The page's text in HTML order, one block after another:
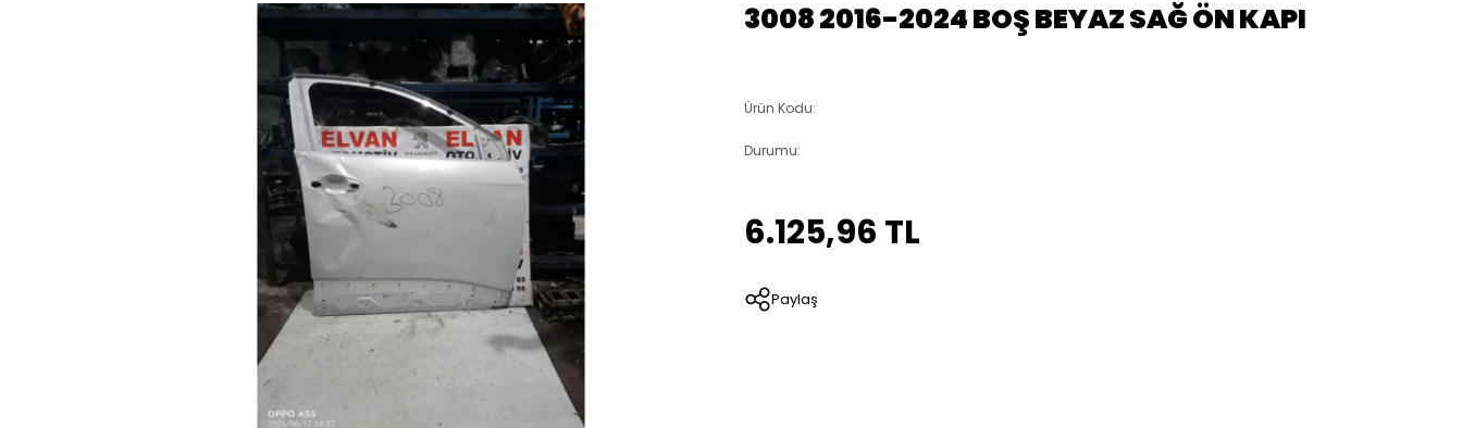
3008 2016-2024 BOŞ BEYAZ SAĞ ÖN KAPI
Ürün Kodu:
Durumu:
6.125,96 TL
Paylaş